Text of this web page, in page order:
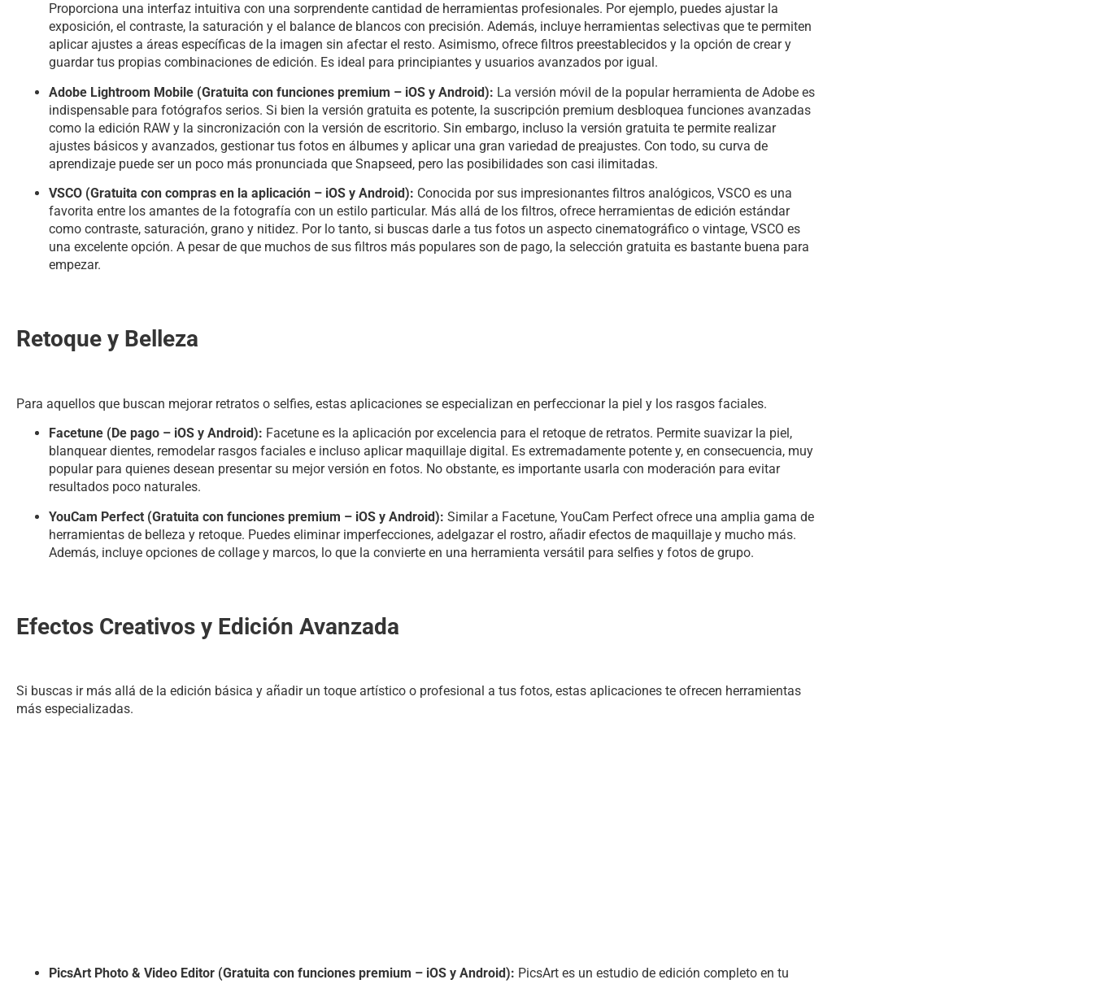
Proporciona una interfaz intuitiva con una sorprendente cantidad de herramientas profesionales. Por ejemplo, puedes ajustar la
exposición, el contraste, la saturación y el balance de blancos con precisión. Además, incluye herramientas selectivas que te permiten
aplicar ajustes a áreas específicas de la imagen sin afectar el resto. Asimismo, ofrece filtros preestablecidos y la opción de crear y
guardar tus propias combinaciones de edición. Es ideal para principiantes y usuarios avanzados por igual.
Adobe Lightroom Mobile (Gratuita con funciones premium – iOS y Android): La versión móvil de la popular herramienta de Adobe es
indispensable para fotógrafos serios. Si bien la versión gratuita es potente, la suscripción premium desbloquea funciones avanzadas
como la edición RAW y la sincronización con la versión de escritorio. Sin embargo, incluso la versión gratuita te permite realizar
ajustes básicos y avanzados, gestionar tus fotos en álbumes y aplicar una gran variedad de preajustes. Con todo, su curva de
aprendizaje puede ser un poco más pronunciada que Snapseed, pero las posibilidades son casi ilimitadas.
VSCO (Gratuita con compras en la aplicación – iOS y Android): Conocida por sus impresionantes filtros analógicos, VSCO es una
favorita entre los amantes de la fotografía con un estilo particular. Más allá de los filtros, ofrece herramientas de edición estándar
como contraste, saturación, grano y nitidez. Por lo tanto, si buscas darle a tus fotos un aspecto cinematográfico o vintage, VSCO es
una excelente opción. A pesar de que muchos de sus filtros más populares son de pago, la selección gratuita es bastante buena para
empezar.
Retoque y Belleza
Para aquellos que buscan mejorar retratos o selfies, estas aplicaciones se especializan en perfeccionar la piel y los rasgos faciales.
Facetune (De pago – iOS y Android): Facetune es la aplicación por excelencia para el retoque de retratos. Permite suavizar la piel,
blanquear dientes, remodelar rasgos faciales e incluso aplicar maquillaje digital. Es extremadamente potente y, en consecuencia, muy
popular para quienes desean presentar su mejor versión en fotos. No obstante, es importante usarla con moderación para evitar
resultados poco naturales.
YouCam Perfect (Gratuita con funciones premium – iOS y Android): Similar a Facetune, YouCam Perfect ofrece una amplia gama de
herramientas de belleza y retoque. Puedes eliminar imperfecciones, adelgazar el rostro, añadir efectos de maquillaje y mucho más.
Además, incluye opciones de collage y marcos, lo que la convierte en una herramienta versátil para selfies y fotos de grupo.
Efectos Creativos y Edición Avanzada
Si buscas ir más allá de la edición básica y añadir un toque artístico o profesional a tus fotos, estas aplicaciones te ofrecen herramientas
más especializadas.
PicsArt Photo & Video Editor (Gratuita con funciones premium – iOS y Android): PicsArt es un estudio de edición completo en tu